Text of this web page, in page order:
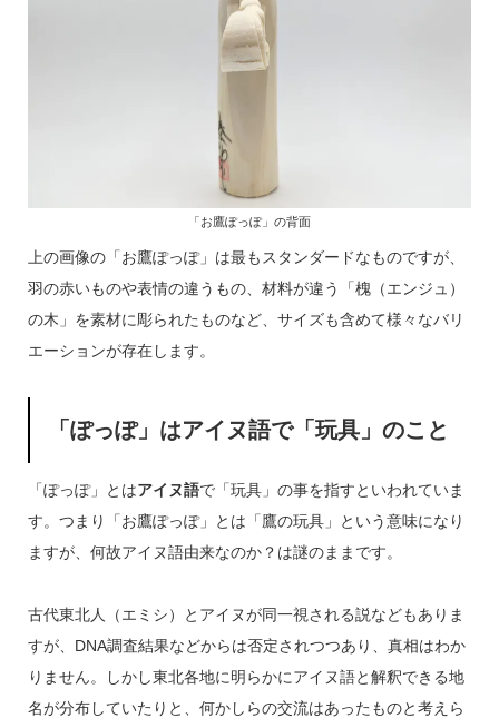
「お鷹ぽっぽ」の背面
上の画像の「お鷹ぽっぽ」は最もスタンダードなものですが、
羽の赤いものや表情の違うもの、材料が違う「槐（エンジュ）
の木」を素材に彫られたものなど、サイズも含めて様々なバリ
エーションが存在します。
「ぽっぽ」はアイヌ語で「玩具」のこと
「ぽっぽ」とはアイヌ語で「玩具」の事を指すといわれていま
す。つまり「お鷹ぽっぽ」とは「鷹の玩具」という意味になり
ますが、何故アイヌ語由来なのか？は謎のままです。
古代東北人（エミシ）とアイヌが同一視される説などもありま
すが、DNA調査結果などからは否定されつつあり、真相はわか
りません。しかし東北各地に明らかにアイヌ語と解釈できる地
名が分布していたりと、何かしらの交流はあったものと考えら